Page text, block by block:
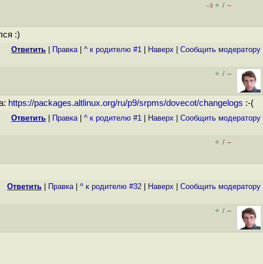
–3 + / –
:)
Ответить Правка| ^ к родителю #1 Наверх Cообщить модератору
+ / –
https://packages.altlinux.org/ru/p9/srpms/dovecot/changelogs :-(
Ответить Правка| ^ к родителю #1 Наверх Cообщить модератору
+ / –
Ответить Правка| ^ к родителю #32 Наверх Cообщить модератору
+ / –